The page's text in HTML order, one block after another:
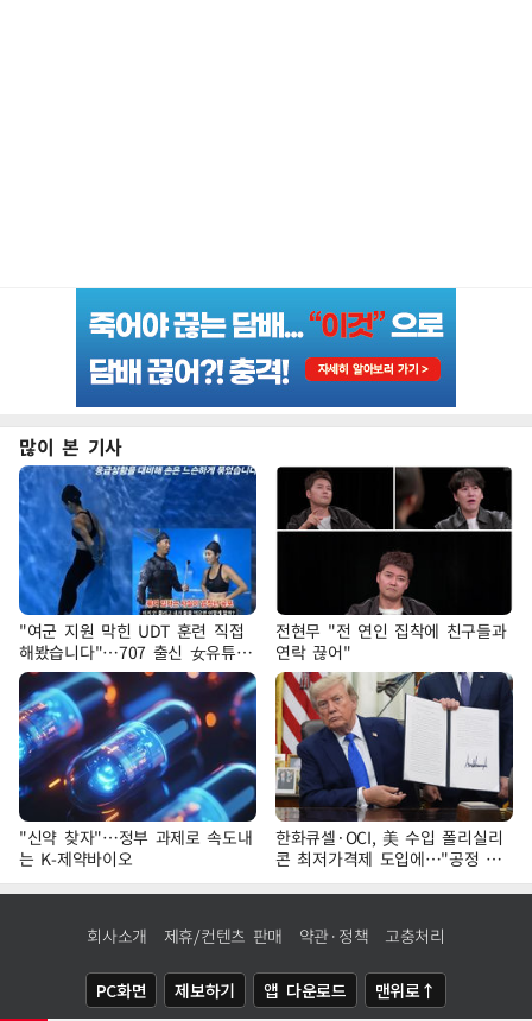
많이 본 기사
"여군 지원 막힌 UDT 훈련 직접
해봤습니다"…707 출신 女유튜버
'완벽 소화'
전현무 "전 연인 집착에 친구들과
연락 끊어"
"신약 찾자"…정부 과제로 속도내
는 K-제약바이오
한화큐셀·OCI, 美 수입 폴리실리
콘 최저가격제 도입에…"공정 경
쟁·수익성 개선 환영"
회사소개 제휴/컨텐츠 판매 약관·정책 고충처리
PC화면 제보하기 앱 다운로드 맨위로↑